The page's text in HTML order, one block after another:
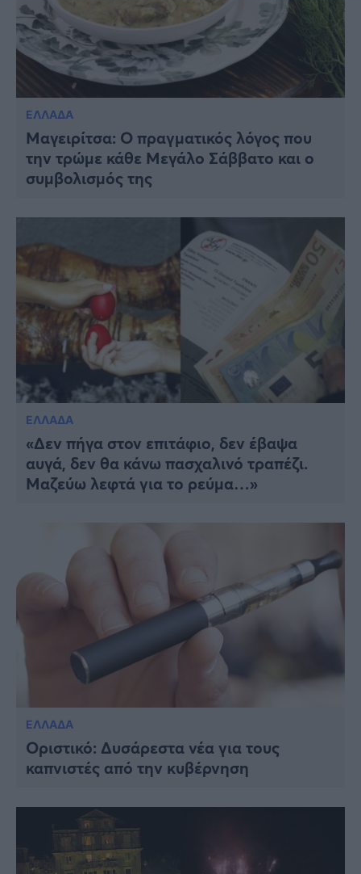
ΕΛΛΑΔΑ
Μαγειρίτσα: Ο πραγματικός λόγος που
την τρώμε κάθε Μεγάλο Σάββατο και ο
συμβολισμός της
ΕΛΛΑΔΑ
«Δεν πήγα στον επιτάφιο, δεν έβαψα
αυγά, δεν θα κάνω πασχαλινό τραπέζι.
Μαζεύω λεφτά για το ρεύμα…»
ΕΛΛΑΔΑ
Οριστικό: Δυσάρεστα νέα για τους
καπνιστές από την κυβέρνηση